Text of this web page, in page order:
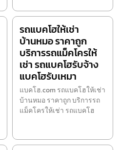
รถแบคโฮให้เช่า
บ้านหมอ ราคาถูก
บริการรถแม็คโครให้
เช่า รถแบคโฮรับจ้าง
แบคโฮรับเหมา
แบคโฮ.com รถแบคโฮให้เช่า
บ้านหมอ ราคาถูก บริการรถ
แม็คโครให้เช่า รถแบคโฮ